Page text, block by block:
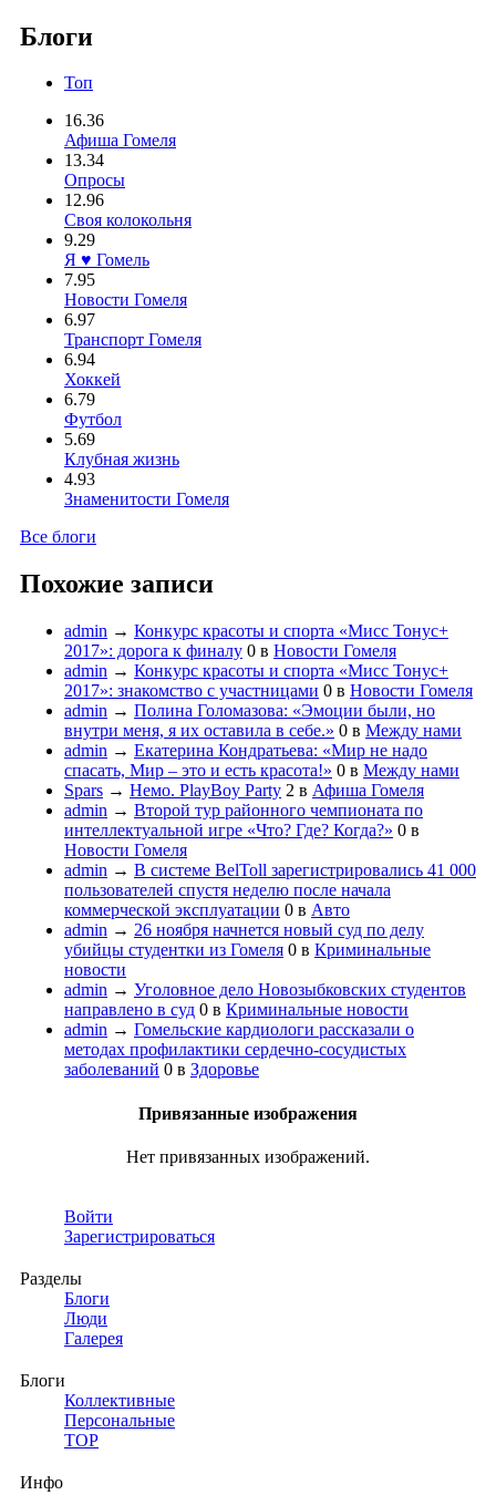
Блоги
Топ
16.36
Афиша Гомеля
13.34
Опросы
12.96
Своя колокольня
9.29
Я ♥ Гомель
7.95
Новости Гомеля
6.97
Транспорт Гомеля
6.94
Хоккей
6.79
Футбол
5.69
Клубная жизнь
4.93
Знаменитости Гомеля
Все блоги
Похожие записи
admin → Конкурс красоты и спорта «Мисс Тонус+
2017»: дорога к финалу 0 в Новости Гомеля
admin → Конкурс красоты и спорта «Мисс Тонус+
2017»: знакомство с участницами 0 в Новости Гомеля
admin → Полина Голомазова: «Эмоции были, но
внутри меня, я их оставила в себе.» 0 в Между нами
admin → Екатерина Кондратьева: «Мир не надо
спасать, Мир – это и есть красота!» 0 в Между нами
Spars → Немо. PlayBoy Party 2 в Афиша Гомеля
admin → Второй тур районного чемпионата по
интеллектуальной игре «Что? Где? Когда?» 0 в
Новости Гомеля
admin → В системе BelToll зарегистрировались 41 000
пользователей спустя неделю после начала
коммерческой эксплуатации 0 в Авто
admin → 26 ноября начнется новый суд по делу
убийцы студентки из Гомеля 0 в Криминальные
новости
admin → Уголовное дело Новозыбковских студентов
направлено в суд 0 в Криминальные новости
admin → Гомельские кардиологи рассказали о
методах профилактики сердечно-сосудистых
заболеваний 0 в Здоровье
Привязанные изображения
Нет привязанных изображений.
Войти
Зарегистрироваться
Разделы
Блоги
Люди
Галерея
Блоги
Коллективные
Персональные
TOP
Инфо